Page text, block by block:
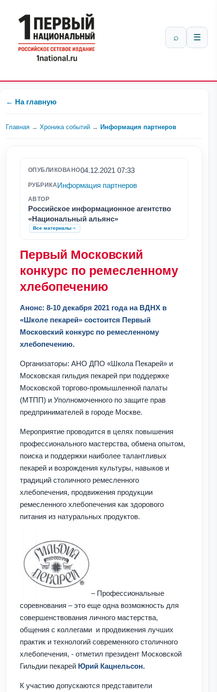
⌕ ☰
← На главную
Главная → Хроника событий → Информация партнеров
ОПУБЛИКОВАНО04.12.2021 07:33
РУБРИКАИнформация партнеров
АВТОР
Российское информационное агентство
«Национальный альянс»
Все материалы
Первый Московский
конкурс по ремесленному
хлебопечению
Анонс: 8-10 декабря 2021 года на ВДНХ в
«Школе пекарей» состоится Первый
Московский конкурс по ремесленному
хлебопечению.
Организаторы: АНО ДПО «Школа Пекарей» и
Московская гильдия пекарей при поддержке
Московской торгово-промышленной палаты
(МТПП) и Уполномоченного по защите прав
предпринимателей в городе Москве.
Мероприятие проводится в целях повышения
профессионального мастерства, обмена опытом,
поиска и поддержки наиболее талантливых
пекарей и возрождения культуры, навыков и
традиций столичного ремесленного
хлебопечения, продвижения продукции
ремесленного хлебопечения как здорового
питания из натуральных продуктов.
– Профессиональные
соревнования – это еще одна возможность для
совершенствования личного мастерства,
общения с коллегами и продвижения лучших
практик и технологий современного столичного
хлебопечения, - отметил президент Московской
Гильдии пекарей Юрий Кацнельсон.
К участию допускаются представители